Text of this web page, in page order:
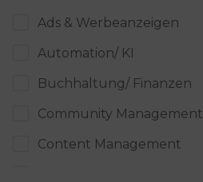
Ads & Werbeanzeigen
Automation/ KI
Buchhaltung/ Finanzen
Community Management
Content Management